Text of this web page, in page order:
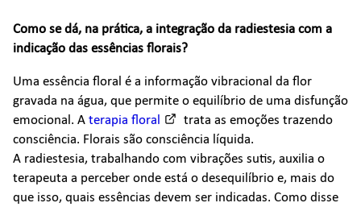
Como se dá, na prática, a integração da radiestesia com a
indicação das essências florais?
Uma essência floral é a informação vibracional da flor
gravada na água, que permite o equilíbrio de uma disfunção
emocional. A terapia floral
trata as emoções trazendo
consciência. Florais são consciência líquida.
A radiestesia, trabalhando com vibrações sutis, auxilia o
terapeuta a perceber onde está o desequilíbrio e, mais do
que isso, quais essências devem ser indicadas. Como disse